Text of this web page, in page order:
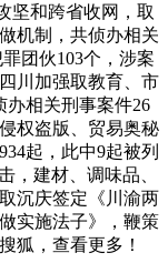
坚和跨省收网，取
机制，共侦办相关
团伙103个，涉案
川加强取教育、市
办相关刑事案件26
权盗版、贸易奥秘
起，此中9起被列
，建材、调味品、
沉庆签定《川渝两
实施法子》，鞭策
狐，查看更多！